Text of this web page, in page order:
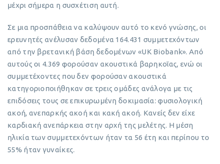
μέχρι σήμερα η συσχέτιση αυτή.
Σε μια προσπάθεια να καλύψουν αυτό το κενό γνώσης, οι
ερευνητές ανέλυσαν δεδομένα 164.431 συμμετεχόντων
από την βρετανική βάση δεδομένων «UK Biobank». Από
αυτούς οι 4.369 φορούσαν ακουστικά βαρηκοΐας, ενώ οι
συμμετέχοντες που δεν φορούσαν ακουστικά
κατηγοριοποιήθηκαν σε τρεις ομάδες ανάλογα με τις
επιδόσεις τους σε επικυρωμένη δοκιμασία: φυσιολογική
ακοή, ανεπαρκής ακοή και κακή ακοή. Κανείς δεν είχε
καρδιακή ανεπάρκεια στην αρχή της μελέτης. Η μέση
ηλικία των συμμετεχόντων ήταν τα 56 έτη και περίπου το
55% ήταν γυναίκες.